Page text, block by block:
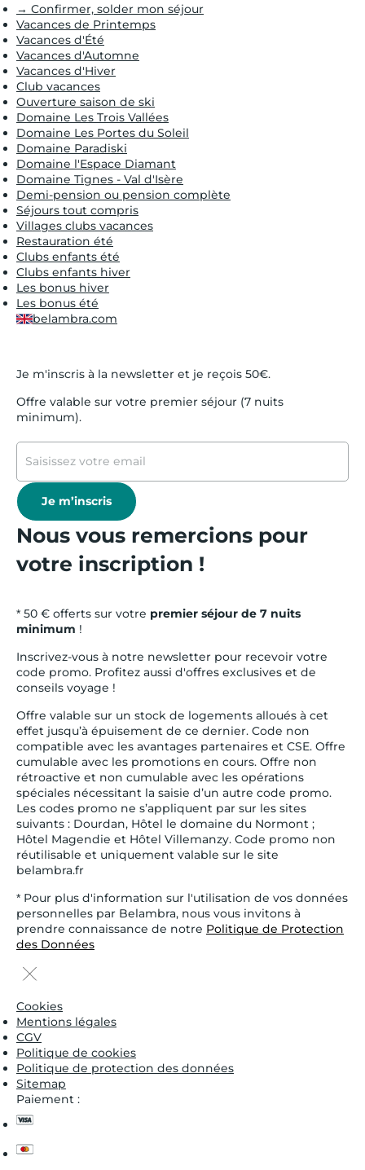
→ Confirmer, solder mon séjour
Vacances de Printemps
Vacances d'Été
Vacances d'Automne
Vacances d'Hiver
Club vacances
Ouverture saison de ski
Domaine Les Trois Vallées
Domaine Les Portes du Soleil
Domaine Paradiski
Domaine l'Espace Diamant
Domaine Tignes - Val d'Isère
Demi-pension ou pension complète
Séjours tout compris
Villages clubs vacances
Restauration été
Clubs enfants été
Clubs enfants hiver
Les bonus hiver
Les bonus été
belambra.com
Je m'inscris à la newsletter et je reçois 50€.
Offre valable sur votre premier séjour (7 nuits
minimum).
Je m’inscris
Nous vous remercions pour
votre inscription !
* 50 € offerts sur votre premier séjour de 7 nuits
minimum !
Inscrivez-vous à notre newsletter pour recevoir votre
code promo. Profitez aussi d'offres exclusives et de
conseils voyage !
Offre valable sur un stock de logements alloués à cet
effet jusqu’à épuisement de ce dernier. Code non
compatible avec les avantages partenaires et CSE. Offre
cumulable avec les promotions en cours. Offre non
rétroactive et non cumulable avec les opérations
spéciales nécessitant la saisie d’un autre code promo.
Les codes promo ne s’appliquent par sur les sites
suivants : Dourdan, Hôtel le domaine du Normont ;
Hôtel Magendie et Hôtel Villemanzy. Code promo non
réutilisable et uniquement valable sur le site
belambra.fr
* Pour plus d'information sur l'utilisation de vos données
personnelles par Belambra, nous vous invitons à
prendre connaissance de notre Politique de Protection
des Données
Cookies
Mentions légales
CGV
Politique de cookies
Politique de protection des données
Sitemap
Paiement :
visa
master